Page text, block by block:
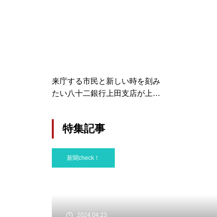
来庁する市民と新しい時を刻み
たい八十二銀行上田支店が上田
所横の壁に…
特集記事
新聞check！
2024.04.23